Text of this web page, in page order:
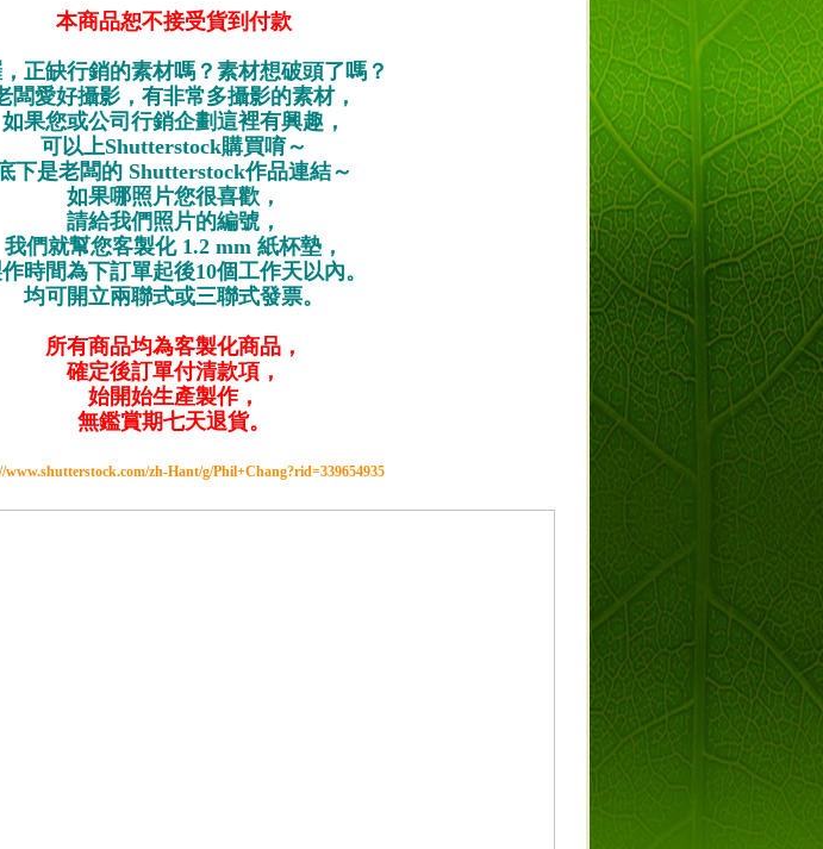
本商品恕不接受貨到付款
正缺行銷的素材嗎？素材想破頭了嗎？
闆愛好攝影，有非常多攝影的素材，
如果您或公司行銷企劃這裡有興趣，
可以上Shutterstock購買唷～
下是老闆的 Shutterstock作品連結～
如果哪照片您很喜歡，
請給我們照片的編號，
我們就幫您客製化 1.2 mm 紙杯墊，
時間為下訂單起後10個工作天以內。
均可開立兩聯式或三聯式發票。
所有商品均為客製化商品，
確定後訂單付清款項，
始開始生產製作，
無鑑賞期七天退貨。
www.shutterstock.com/zh-Hant/g/Phil+Chang?rid=339654935